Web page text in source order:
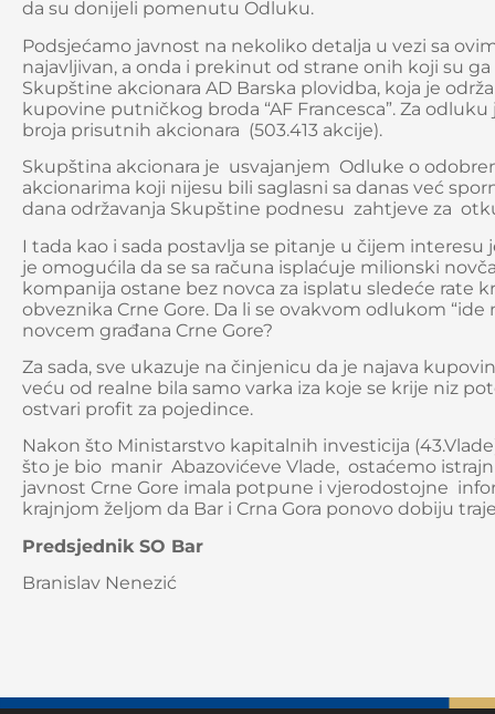
da su donijeli pomenutu Odluku.
Podsjećamo javnost na nekoliko detalja u vezi sa
najavljivan, a onda i prekinut od strane onih koji su
Skupštine akcionara AD Barska plovidba, koja je
kupovine putničkog broda “AF Francesca”. Za
broja prisutnih akcionara (503.413 akcije).
Skupština akcionara je usvajanjem Odluke o
akcionarima koji nijesu bili saglasni sa danas već
dana održavanja Skupštine podnesu zahtjeve za
I tada kao i sada postavlja se pitanje u čijem
je omogućila da se sa računa isplaćuje milionski
kompanija ostane bez novca za isplatu sledeće rate
obveznika Crne Gore. Da li se ovakvom odlukom
novcem građana Crne Gore?
Za sada, sve ukazuje na činjenicu da je najava
veću od realne bila samo varka iza koje se krije niz
ostvari profit za pojedince.
Nakon što Ministarstvo kapitalnih investicija
što je bio manir Abazovićeve Vlade, ostaćemo
javnost Crne Gore imala potpune i vjerodostojne
krajnjom željom da Bar i Crna Gora ponovo dobiju
Predsjednik SO Bar
Branislav Nenezić